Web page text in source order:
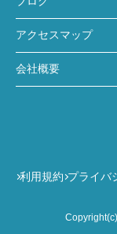
アクセスマップ
会社概要
利用規約 プライバ